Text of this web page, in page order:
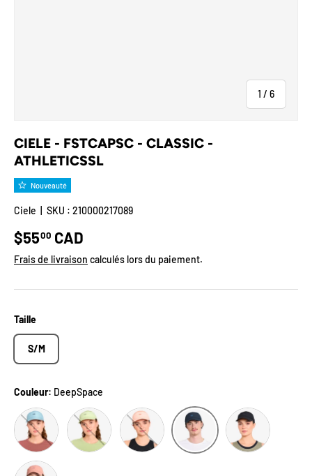
1 / de
6
CIELE - FSTCAPSC - CLASSIC -
ATHLETICSSL
Nouveauté
Ciele SKU : 210000217089
Prix habituel
$5500 CAD
Frais de livraison calculés lors du paiement.
Taille
S/M
Couleur: DeepSpace
Chambray Fava Cadmium DeepSpaceShadowcast
RoseDawn